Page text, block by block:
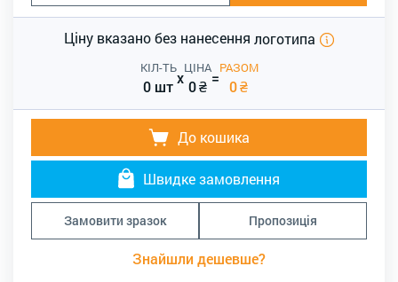
Ціну вказано без нанесення логотипа
КІЛ-ТЬ
0 штx
ЦІНА
0₴ =
РАЗОМ
0₴
До кошика
Швидке замовлення
Замовити зразок Пропозиція
Знайшли дешевше?